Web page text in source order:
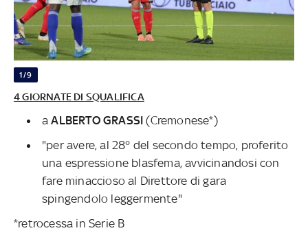
1/9
4 GIORNATE DI SQUALIFICA
aALBERTO GRASSI(Cremonese*)
"per avere, al 28° del secondo tempo, proferito
una espressione blasfema, avvicinandosi con
fare minaccioso al Direttore di gara
spingendolo leggermente"
*retrocessa in Serie B